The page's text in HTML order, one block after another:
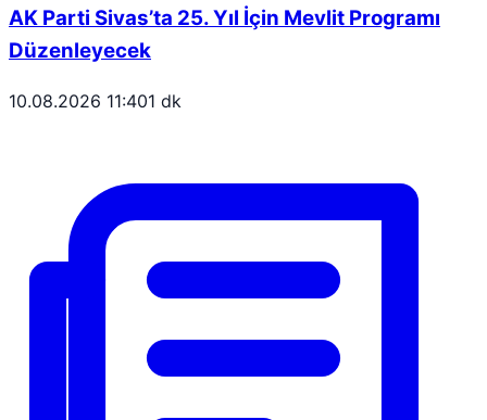
AK Parti Sivas’ta 25. Yıl İçin Mevlit Programı
Düzenleyecek
10.08.2026 11:401 dk